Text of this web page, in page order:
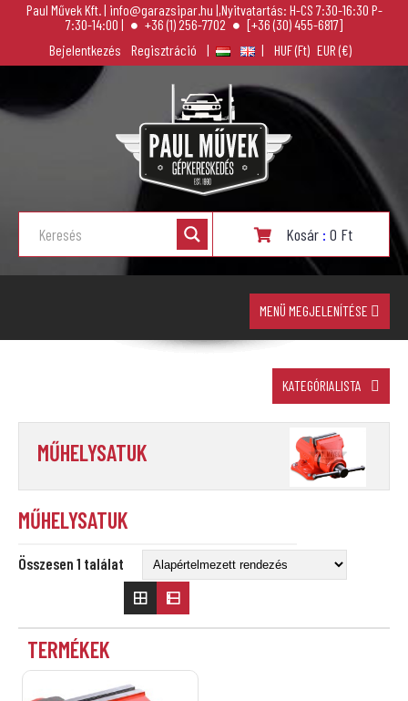
Paul Művek Kft. | info@garazsipar.hu |,Nyitvatartás: H-CS 7:30-16:30 P-
7:30-14:00 |
+36 (1) 256-7702
[+36 (30) 455-6817]
Bejelentkezés
Regisztráció | |
Kosár: 0 Ft
MENÜ MEGJELENÍTÉSE
KATEGÓRIALISTA
MŰHELYSATUK
MŰHELYSATUK
Összesen 1 találat
TERMÉKEK